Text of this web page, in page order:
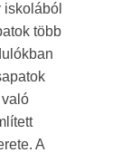
iskolából
több
A